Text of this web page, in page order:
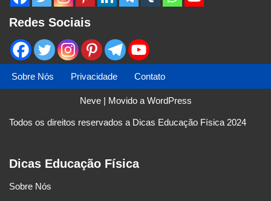
Redes Sociais
Sobre Nós Privacidade Contato
Neve| Movido a WordPress
Todos os direitos reservados a Dicas Educação Física 2024
Dicas Educação Física
Sobre Nós